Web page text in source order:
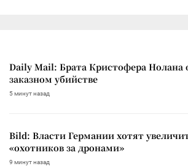
Daily Mail: Брата Кристофера Нолана
заказном убийстве
5 минут назад
Bild: Власти Германии хотят
«охотников за дронами»
9 минут назад